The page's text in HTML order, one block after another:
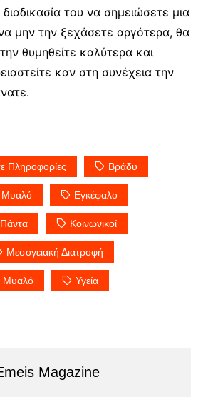
του να σημειώσετε μια
μην την ξεχάσετε αργότερα, θα
θυμηθείτε καλύτερα και
καν στη συνέχεια την
Πληροφορίες Βράδυ
Μυαλό Εγκέφαλο
Κοινωνικοί
Μεσογειακή Διατροφή
Μυαλό Υγεία
Magazine